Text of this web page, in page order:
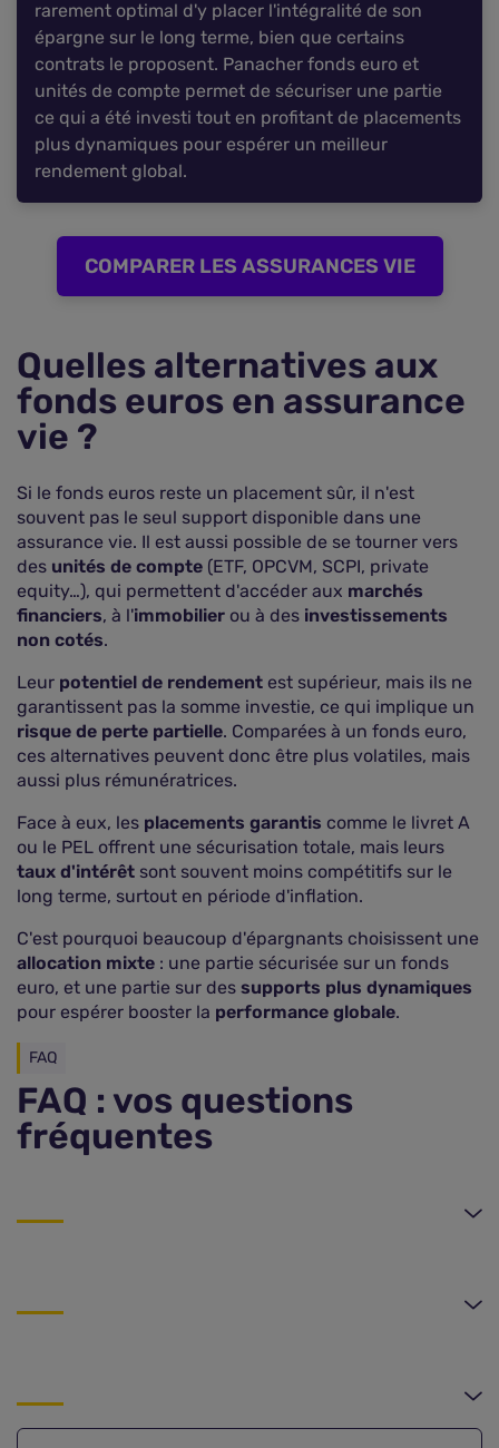
rarement optimal d'y placer l'intégralité de son
épargne sur le long terme, bien que certains
contrats le proposent. Panacher fonds euro et
unités de compte permet de sécuriser une partie
ce qui a été investi tout en profitant de placements
plus dynamiques pour espérer un meilleur
rendement global.
COMPARER LES ASSURANCES VIE
Quelles alternatives aux
fonds euros en assurance
vie ?
Si le fonds euros reste un placement sûr, il n'est
souvent pas le seul support disponible dans une
assurance vie. Il est aussi possible de se tourner vers
des unités de compte (ETF, OPCVM, SCPI, private
equity…), qui permettent d'accéder aux marchés
financiers, à l'immobilier ou à des investissements
non cotés.
Leur potentiel de rendement est supérieur, mais ils ne
garantissent pas la somme investie, ce qui implique un
risque de perte partielle. Comparées à un fonds euro,
ces alternatives peuvent donc être plus volatiles, mais
aussi plus rémunératrices.
Face à eux, les placements garantis comme le livret A
ou le PEL offrent une sécurisation totale, mais leurs
taux d'intérêt sont souvent moins compétitifs sur le
long terme, surtout en période d'inflation.
C'est pourquoi beaucoup d'épargnants choisissent une
allocation mixte : une partie sécurisée sur un fonds
euro, et une partie sur des supports plus dynamiques
pour espérer booster la performance globale.
FAQ
FAQ : vos questions
fréquentes